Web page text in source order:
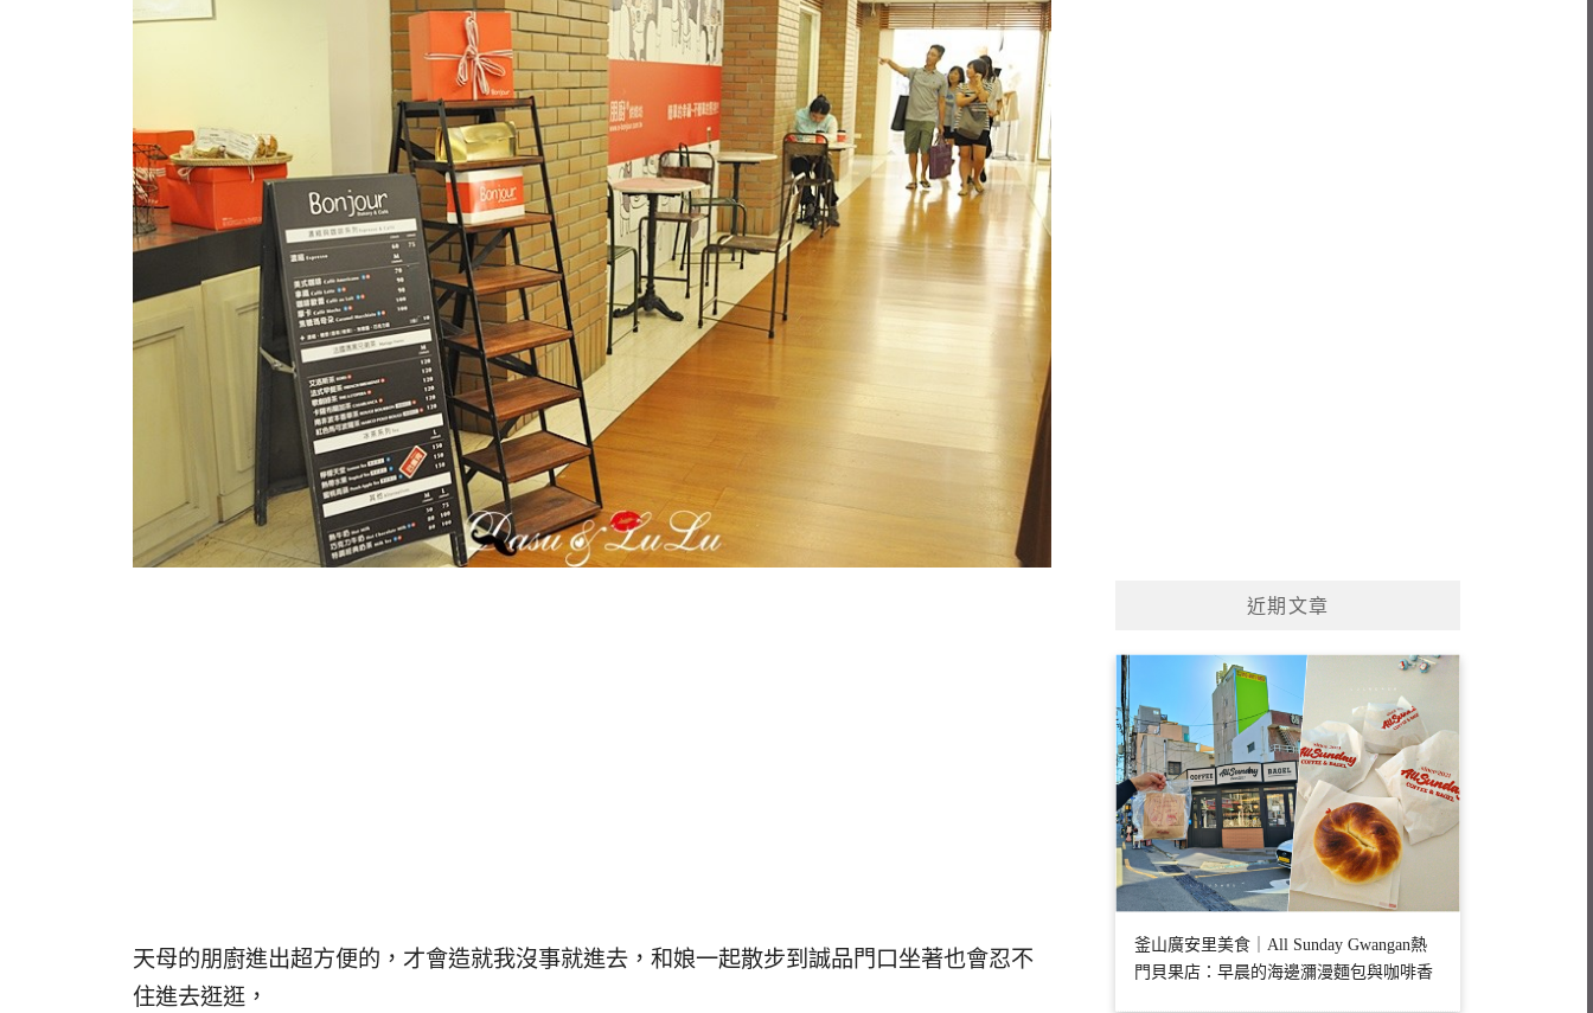
天母的朋廚進出超方便的，才會造就我沒事就進去，和娘一起散步到誠品門口坐著也會忍不
住進去逛逛，
近期文章
釜山廣安里美食｜All Sunday Gwangan熱
門貝果店：早晨的海邊瀰漫麵包與咖啡香